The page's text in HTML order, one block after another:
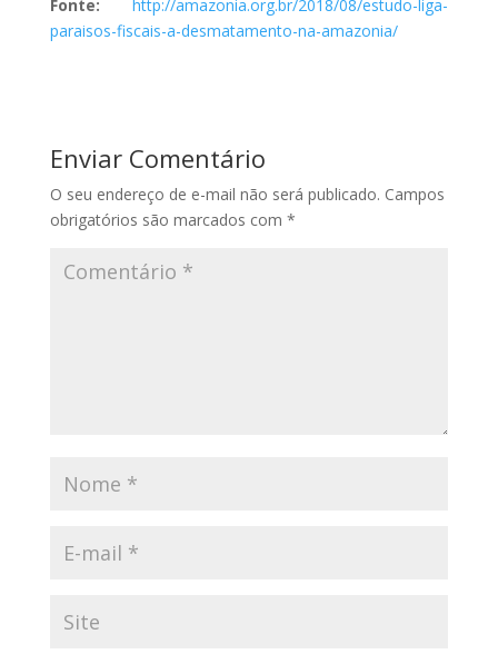
Fonte: http://amazonia.org.br/2018/08/estudo-liga-
paraisos-fiscais-a-desmatamento-na-amazonia/
Enviar Comentário
O seu endereço de e-mail não será publicado. Campos
obrigatórios são marcados com *